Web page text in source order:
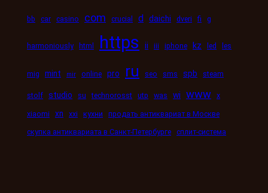
bb car casino com crucial d daichi dveri fi g
harmoniously html https ii iii iphone kz led les
mig mint mir online pro ru seo sms spb steam
stolf studio su technorosst utp was wi www x
xiaomi xn xxi кухни
продать антиквариат в Москве
скупка антиквариата в Санкт-Петербурге сплит-система